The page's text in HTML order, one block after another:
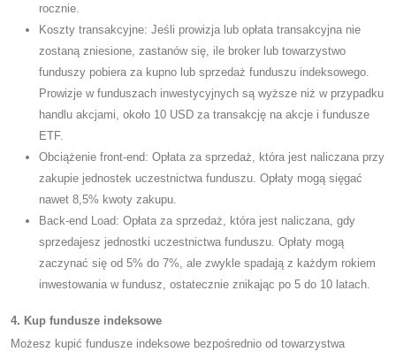
rocznie.
Koszty transakcyjne: Jeśli prowizja lub opłata transakcyjna nie
zostaną zniesione, zastanów się, ile broker lub towarzystwo
funduszy pobiera za kupno lub sprzedaż funduszu indeksowego.
Prowizje w funduszach inwestycyjnych są wyższe niż w przypadku
handlu akcjami, około 10 USD za transakcję na akcje i fundusze
ETF.
Obciążenie front-end: Opłata za sprzedaż, która jest naliczana przy
zakupie jednostek uczestnictwa funduszu. Opłaty mogą sięgać
nawet 8,5% kwoty zakupu.
Back-end Load: Opłata za sprzedaż, która jest naliczana, gdy
sprzedajesz jednostki uczestnictwa funduszu. Opłaty mogą
zaczynać się od 5% do 7%, ale zwykle spadają z każdym rokiem
inwestowania w fundusz, ostatecznie znikając po 5 do 10 latach.
4. Kup fundusze indeksowe
Możesz kupić fundusze indeksowe bezpośrednio od towarzystwa